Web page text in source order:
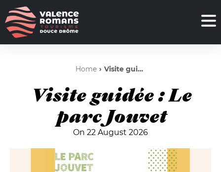
Home Visite guidée : Le parc Jouvet
Visite guidée : Le
parc Jouvet
On 22 August 2026